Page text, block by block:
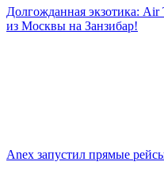
Долгожданная экзотика: Air
из Москвы на Занзибар!
Anex запустил прямые